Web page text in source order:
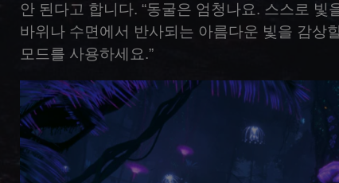
안 된다고 합니다. “동굴은 엄청나요. 스스로
바위나 수면에서 반사되는 아름다운 빛을 감상
모드를 사용하세요.”